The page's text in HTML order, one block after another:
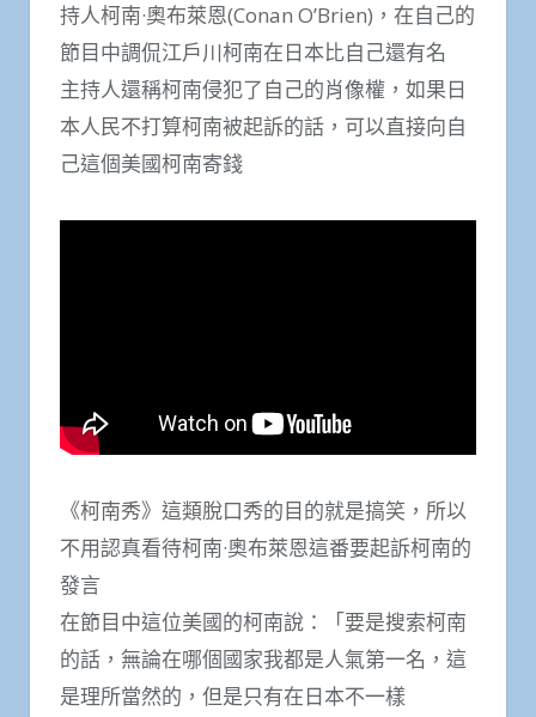
持人柯南·奧布萊恩(Conan O’Brien)，在自己的
節目中調侃江戶川柯南在日本比自己還有名
主持人還稱柯南侵犯了自己的肖像權，如果日
本人民不打算柯南被起訴的話，可以直接向自
己這個美國柯南寄錢
《柯南秀》這類脫口秀的目的就是搞笑，所以
不用認真看待柯南·奧布萊恩這番要起訴柯南的
發言
在節目中這位美國的柯南說：「要是搜索柯南
的話，無論在哪個國家我都是人氣第一名，這
是理所當然的，但是只有在日本不一樣